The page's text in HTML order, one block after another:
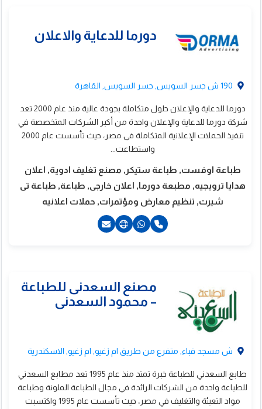
دورما للدعاية والإعلان حلول متكاملة بجودة عالية منذ عام 2000 تعد
شركة دورما للدعاية والإعلان واحدة من أكبر الشركات المتخصصة في
تنفيذ الحملات الإعلانية المتكاملة في مصر، حيث تأسست عام 2000
واستطاعت...
طباعة اوفست, طباعة ستيكر, مصنع تغليف ادوية, اعلان
هدايا ترويجيه, مطبعة دورما, اعلان خارجى, طباعة, طباعة تى
شيرت, تنظيم معارض ومؤتمرات, حملات اعلانيه
ش مسجد قباء, متفرع من طريق ام زغيو, ام زغيو, الاسكندرية
طابع السعدني للطباعة خبرة تمتد منذ عام 1995 تعد مطابع السعدني
للطباعة واحدة من الشركات الرائدة في مجال الطباعة الملونة وطباعة
مواد التعبئة والتغليف في مصر، حيث تأسست عام 1995 واكتسبت